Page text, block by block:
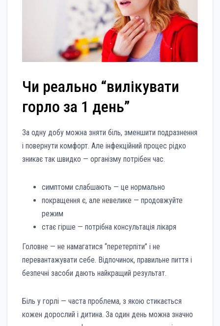
Чи реально “вилікувати
горло за 1 день”
За одну добу можна зняти біль, зменшити подразнення
і повернути комфорт. Але інфекційний процес рідко
зникає так швидко — організму потрібен час.
симптоми слабшають — це нормально
покращення є, але невелике — продовжуйте
режим
стає гірше — потрібна консультація лікаря
Головне — не намагатися “перетерпіти” і не
перевантажувати себе. Відпочинок, правильне пиття і
безпечні засоби дають найкращий результат.
Біль у горлі — часта проблема, з якою стикається
кожен дорослий і дитина. За один день можна значно